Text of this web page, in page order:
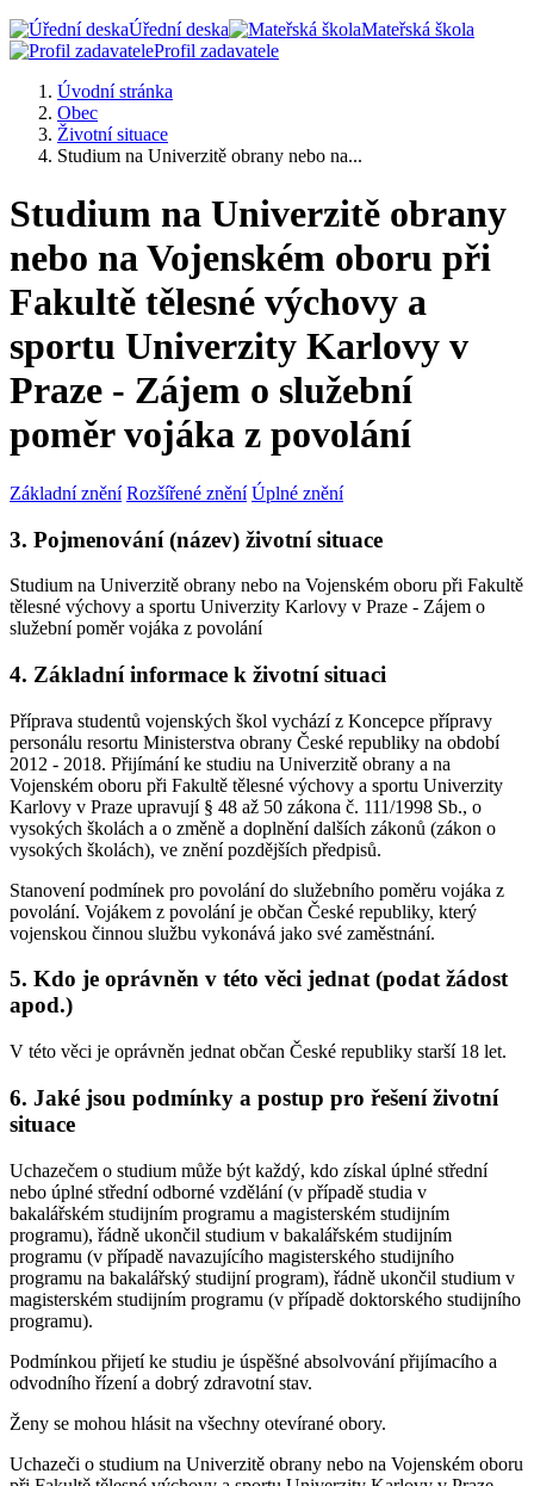
Úřední deska
Mateřská škola
Profil zadavatele
Úvodní stránka
Obec
Životní situace
Studium na Univerzitě obrany nebo na...
Studium na Univerzitě obrany
nebo na Vojenském oboru při
Fakultě tělesné výchovy a
sportu Univerzity Karlovy v
Praze - Zájem o služební
poměr vojáka z povolání
Základní znění Rozšířené znění Úplné znění
3. Pojmenování (název) životní situace
Studium na Univerzitě obrany nebo na Vojenském oboru při Fakultě
tělesné výchovy a sportu Univerzity Karlovy v Praze - Zájem o
služební poměr vojáka z povolání
4. Základní informace k životní situaci
Příprava studentů vojenských škol vychází z Koncepce přípravy
personálu resortu Ministerstva obrany České republiky na období
2012 - 2018. Přijímání ke studiu na Univerzitě obrany a na
Vojenském oboru při Fakultě tělesné výchovy a sportu Univerzity
Karlovy v Praze upravují § 48 až 50 zákona č. 111/1998 Sb., o
vysokých školách a o změně a doplnění dalších zákonů (zákon o
vysokých školách), ve znění pozdějších předpisů.
Stanovení podmínek pro povolání do služebního poměru vojáka z
povolání. Vojákem z povolání je občan České republiky, který
vojenskou činnou službu vykonává jako své zaměstnání.
5. Kdo je oprávněn v této věci jednat (podat žádost
apod.)
V této věci je oprávněn jednat občan České republiky starší 18 let.
6. Jaké jsou podmínky a postup pro řešení životní
situace
Uchazečem o studium může být každý, kdo získal úplné střední
nebo úplné střední odborné vzdělání (v případě studia v
bakalářském studijním programu a magisterském studijním
programu), řádně ukončil studium v bakalářském studijním
programu (v případě navazujícího magisterského studijního
programu na bakalářský studijní program), řádně ukončil studium v
magisterském studijním programu (v případě doktorského studijního
programu).
Podmínkou přijetí ke studiu je úspěšné absolvování přijímacího a
odvodního řízení a dobrý zdravotní stav.
Ženy se mohou hlásit na všechny otevírané obory.
Uchazeči o studium na Univerzitě obrany nebo na Vojenském oboru